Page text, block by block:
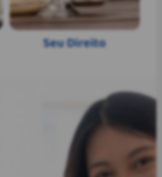
Seu Direito